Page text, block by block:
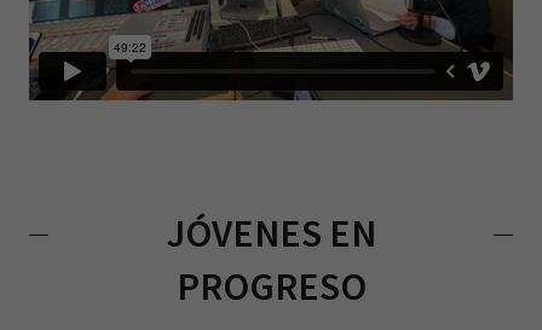
JÓVENES EN
PROGRESO